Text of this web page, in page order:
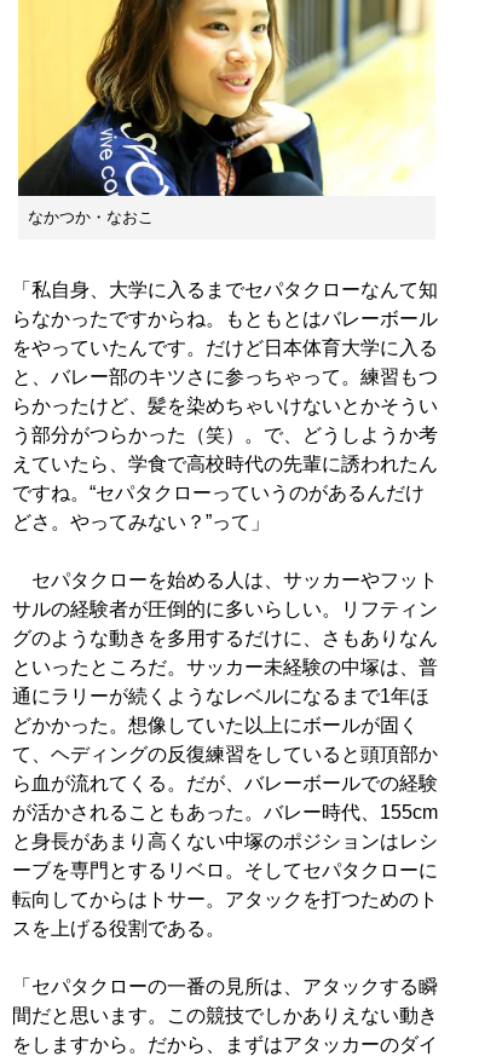
なかつか・なおこ
「私自身、大学に入るまでセパタクローなんて知
らなかったですからね。もともとはバレーボール
をやっていたんです。だけど日本体育大学に入る
と、バレー部のキツさに参っちゃって。練習もつ
らかったけど、髪を染めちゃいけないとかそうい
う部分がつらかった（笑）。で、どうしようか考
えていたら、学食で高校時代の先輩に誘われたん
ですね。“セパタクローっていうのがあるんだけ
どさ。やってみない？”って」
セパタクローを始める人は、サッカーやフット
サルの経験者が圧倒的に多いらしい。リフティン
グのような動きを多用するだけに、さもありなん
といったところだ。サッカー未経験の中塚は、普
通にラリーが続くようなレベルになるまで1年ほ
どかかった。想像していた以上にボールが固く
て、ヘディングの反復練習をしていると頭頂部か
ら血が流れてくる。だが、バレーボールでの経験
が活かされることもあった。バレー時代、155cm
と身長があまり高くない中塚のポジションはレシ
ーブを専門とするリベロ。そしてセパタクローに
転向してからはトサー。アタックを打つためのト
スを上げる役割である。
「セパタクローの一番の見所は、アタックする瞬
間だと思います。この競技でしかありえない動き
をしますから。だから、まずはアタッカーのダイ